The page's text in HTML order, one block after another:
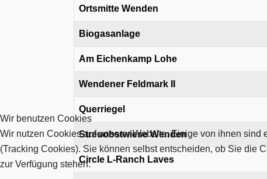
Ortsmitte Wenden
Biogasanlage
Am Eichenkamp Lohe
Wendener Feldmark II
Querriegel
Streuobstwiese Wenden
Circle L-Ranch Laves
Wir benutzen Cookies
Wir nutzen Cookies auf unserer Website. Einige von ihnen
(Tracking Cookies). Sie können selbst entscheiden, ob Sie die
zur Verfügung stehen.